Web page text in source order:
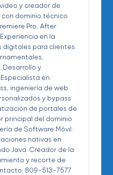
y creador de
dominio técnico
Pro, After
en la
digitales para clientes
Desarrollo y
en
ingeniería de web
y bypass
de portales de
principal del dominio
de Software Móvil:
nativas en
Java. Creador de la
y recorte de
809-513-7577